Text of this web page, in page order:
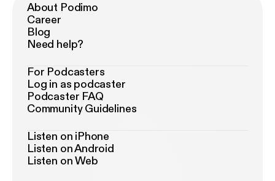
About Podimo
Career
Blog
Need help?
For Podcasters
Log in as podcaster
Podcaster FAQ
Community Guidelines
Listen on iPhone
Listen on Android
Listen on Web